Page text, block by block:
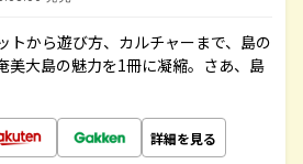
から遊び方、カルチャーまで、島の
美大島の魅力を1冊に凝縮。さあ、島
詳細を見る